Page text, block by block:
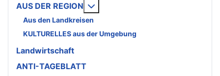
AUS DER REGION
Aus den Landkreisen
KULTURELLES aus der Umgebung
Landwirtschaft
ANTI-TAGEBLATT